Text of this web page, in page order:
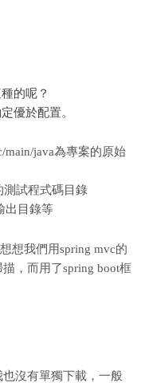
的呢？
優於配置。
main/java為專案的原始
測試程式碼目錄
出目錄等
想我們用spring mvc的
，而用了spring boot框
沒有單獨下載，一般